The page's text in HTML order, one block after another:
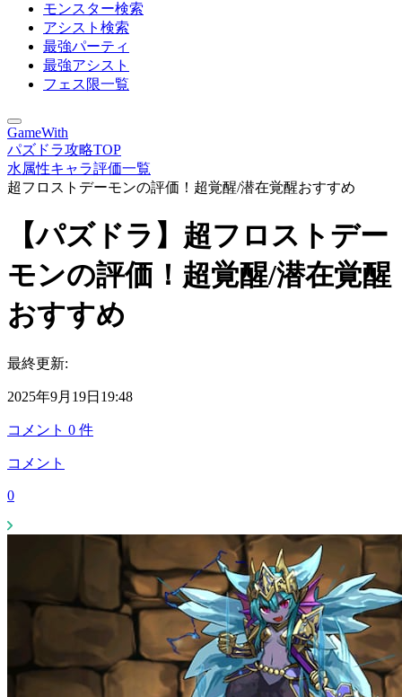
モンスター検索
アシスト検索
最強パーティ
最強アシスト
フェス限一覧
GameWith
パズドラ攻略TOP
水属性キャラ評価一覧
超フロストデーモンの評価！超覚醒/潜在覚醒おすすめ
【パズドラ】超フロストデー
モンの評価！超覚醒/潜在覚醒
おすすめ
最終更新:
2025年9月19日19:48
コメント 0 件
コメント
0